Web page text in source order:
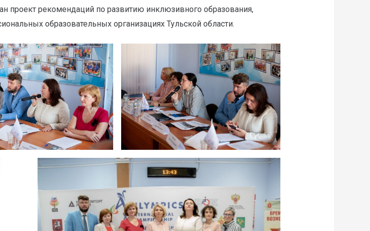
проект рекомендаций по развитию инклюзивного образования,
образовательных организациях Тульской области.